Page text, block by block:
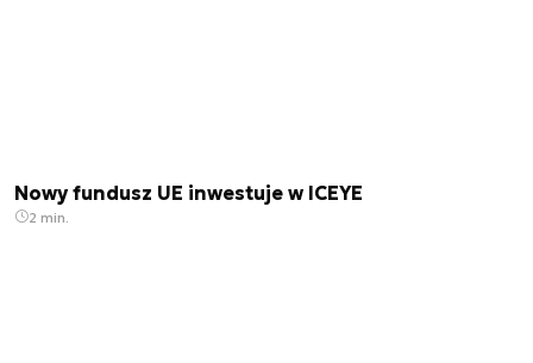
Nowy fundusz UE inwestuje w ICEYE
2 min.